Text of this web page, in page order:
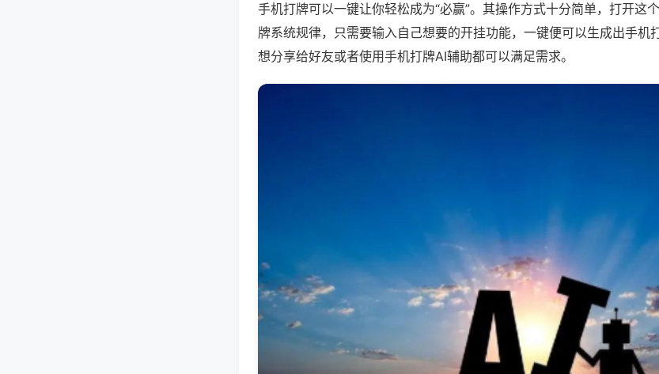
手机打牌可以一键让你轻松成为“必赢”。其操作方式十分简单，打开这
牌系统规律，只需要输入自己想要的开挂功能，一键便可以生成出手机
想分享给好友或者使用手机打牌AI辅助都可以满足需求。